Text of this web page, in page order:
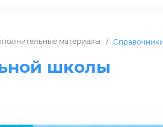
материалы
школы